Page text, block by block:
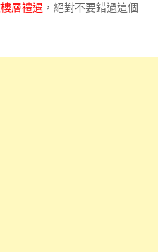
層禮遇 ，絕對不要錯過這個